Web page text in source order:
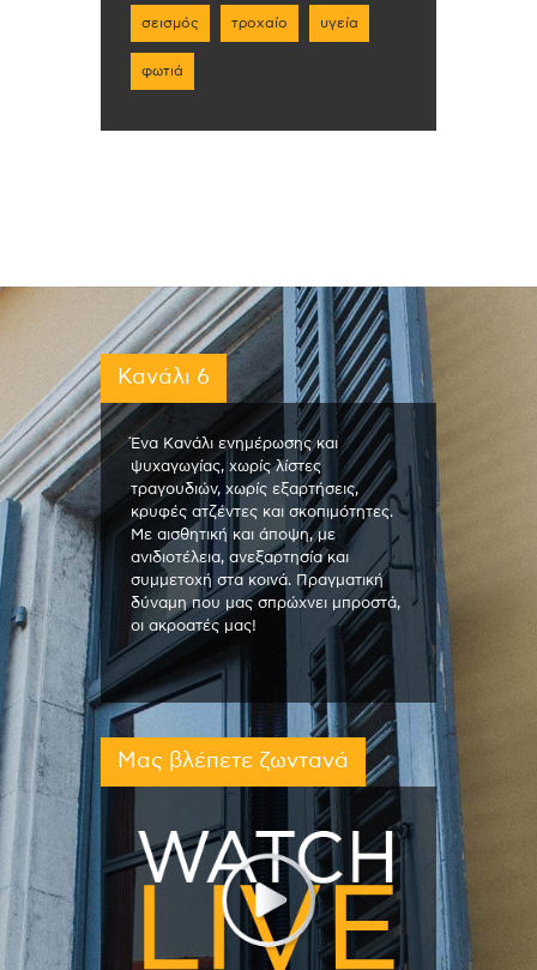
σεισμός τροχαίο υγεία
φωτιά
Κανάλι 6
Ένα Κανάλι ενημέρωσης και
ψυχαγωγίας, χωρίς λίστες
τραγουδιών, χωρίς εξαρτήσεις,
κρυφές ατζέντες και σκοπιμότητες.
Με αισθητική και άποψη, με
ανιδιοτέλεια, ανεξαρτησία και
συμμετοχή στα κοινά. Πραγματική
δύναμη που μας σπρώχνει μπροστά,
οι ακροατές μας!
Μας βλέπετε ζωντανά